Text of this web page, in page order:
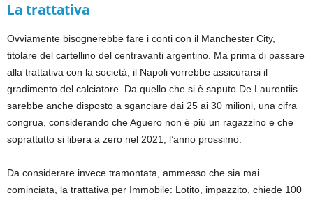
La trattativa
Ovviamente bisognerebbe fare i conti con il Manchester City,
titolare del cartellino del centravanti argentino. Ma prima di passare
alla trattativa con la società, il Napoli vorrebbe assicurarsi il
gradimento del calciatore. Da quello che si è saputo De Laurentiis
sarebbe anche disposto a sganciare dai 25 ai 30 milioni, una cifra
congrua, considerando che Aguero non è più un ragazzino e che
soprattutto si libera a zero nel 2021, l’anno prossimo.
Da considerare invece tramontata, ammesso che sia mai
cominciata, la trattativa per Immobile: Lotito, impazzito, chiede 100